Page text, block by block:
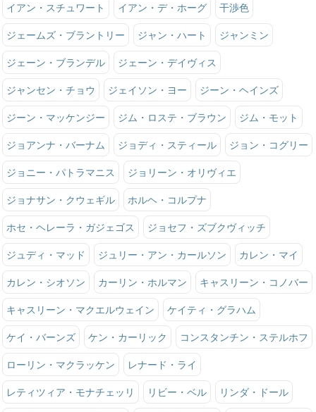
イアン・スチュワート イアン・デ・ホーグ 干渉色
ジェームズ・ブラントリー ジャン・ハート ジャンミン
ジェーン・ブランデル ジェーン・デイヴィス
ジャンセン・チョウ ジェイソン・ヨー ジーン・ヘインズ
ジーン・マッケンジー ジム・ロステ・ブラウン ジム・モット
ジョアンナ・バーナム ジョディ・スティール ジョン・コグリー
ジョニー・パトラマニス ジョリーン・オリヴィエ
ジョナサン・クウェギル ホルヘ・コルプナ
ホセ・ヘレーラ・ガジェゴス ジョセフ・ズブクヴィッチ
ジュディ・マッド ジュリー・アン・カールソン カレン・マイ
カレン・シオソン カーリン・ホルマン キャスリーン・コノバー
キャスリーン・マクエルウェイン ケイティ・グラハム
ケイ・バーンズ ケン・カーリック コンスタンチン・ステルホフ
ローリン・マクラッケン レナード・ライ
レティツィア・モナチェッリ リビー・ベル リンダ・ドール